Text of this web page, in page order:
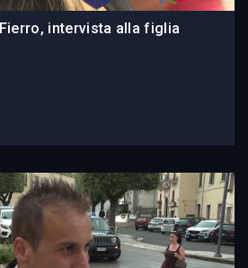
intervista alla figlia